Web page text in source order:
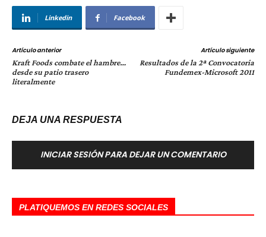
Linkedin Facebook
Artículo anterior
Kraft Foods combate el hambre…
desde su patio trasero
literalmente
Artículo siguiente
Resultados de la 2ª Convocatoria
Fundemex-Microsoft 2011
DEJA UNA RESPUESTA
INICIAR SESIÓN PARA DEJAR UN COMENTARIO
PLATIQUEMOS EN REDES SOCIALES